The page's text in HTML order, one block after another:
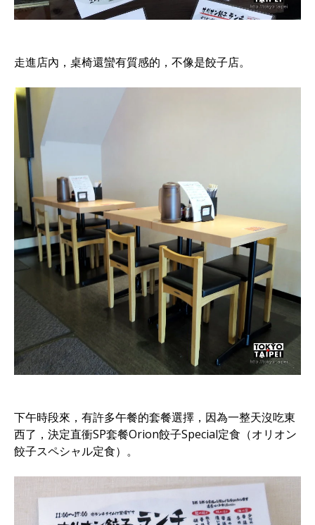
走進店內，桌椅還蠻有質感的，不像是餃子店。
下午時段來，有許多午餐的套餐選擇，因為一整天沒吃東
西了，決定直衝SP套餐Orion餃子Special定食（オリオン
餃子スペシャル定食）。